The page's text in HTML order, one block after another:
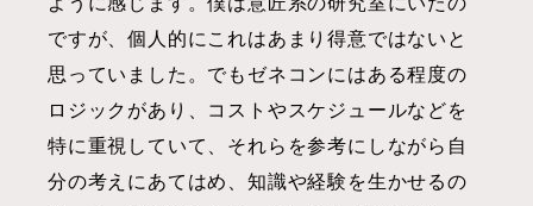
ですが、個人的にこれはあまり得意ではないと
思っていました。でもゼネコンにはある程度の
ロジックがあり、コストやスケジュールなどを
特に重視していて、それらを参考にしながら自
分の考えにあてはめ、知識や経験を生かせるの